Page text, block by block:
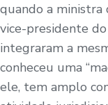
quando a ministra
vice-presidente
integraram a
conheceu uma
ele, tem amplo